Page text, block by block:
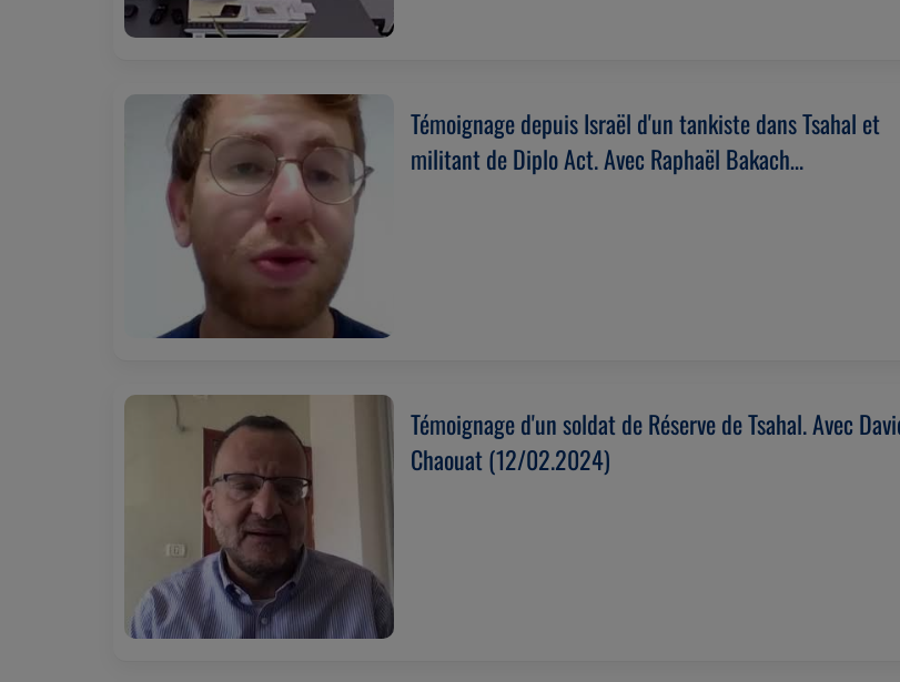
Témoignage depuis Israël d'un tankiste dans Tsahal et
militant de Diplo Act. Avec Raphaël Bakach
Témoignage d'un soldat de Réserve de Tsahal. Avec
Chaouat (12/02.2024)